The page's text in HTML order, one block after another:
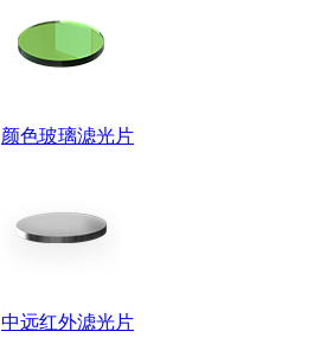
颜色玻璃滤光片
中远红外滤光片